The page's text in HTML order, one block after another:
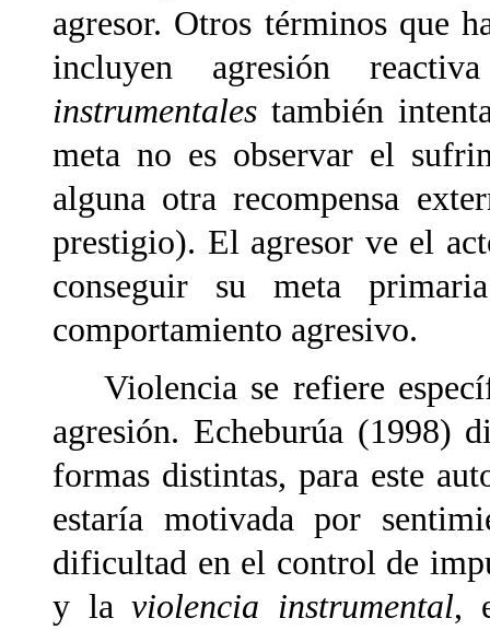
agresor. Otros términos que
incluyen agresión
instrumentales también
meta no es observar el
alguna otra recompensa
prestigio). El agresor ve el
conseguir su meta
comportamiento agresivo.
Violencia se refiere
agresión. Echeburúa (1998)
formas distintas, para este
estaría motivada por
dificultad en el control de
y laviolencia instrumental,